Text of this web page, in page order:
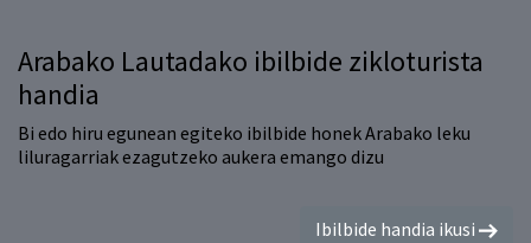
Arabako Lautadako ibilbide zikloturista
handia
Bi edo hiru egunean egiteko ibilbide honek Arabako leku
liluragarriak ezagutzeko aukera emango dizu
Ibilbide handia ikusi